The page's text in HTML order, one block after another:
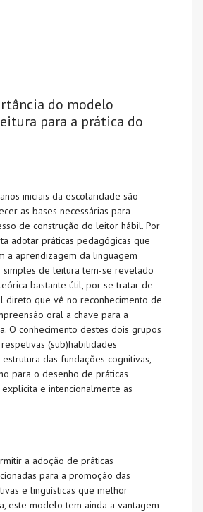
do modelo
para a prática do
iniciais da escolaridade são
as bases necessárias para
de construção do leitor hábil. Por
adotar práticas pedagógicas que
a aprendizagem da linguagem
simples de leitura tem-se revelado
bastante útil, por se tratar de
direto que vê no reconhecimento de
oral a chave para a
O conhecimento destes dois grupos
(sub)habilidades
das fundações cognitivas,
para o desenho de práticas
e intencionalmente as
a adoção de práticas
para a promoção das
e linguísticas que melhor
este modelo tem ainda a vantagem